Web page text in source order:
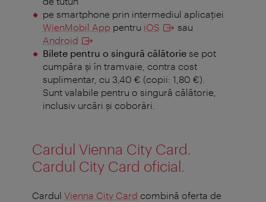
pe smartphone prin intermediul aplicației
WienMobil App pentru iOS
sau
Android
Bilete pentru o singură călătoriese pot
cumpăra și în tramvaie, contra cost
suplimentar, cu 3,40 € (copii: 1,80 €).
Sunt valabile pentru o singură călătorie,
inclusiv urcări şi coborâri.
Cardul Vienna City Card.
Cardul City Card oficial.
Cardul Vienna City Card combină oferta de